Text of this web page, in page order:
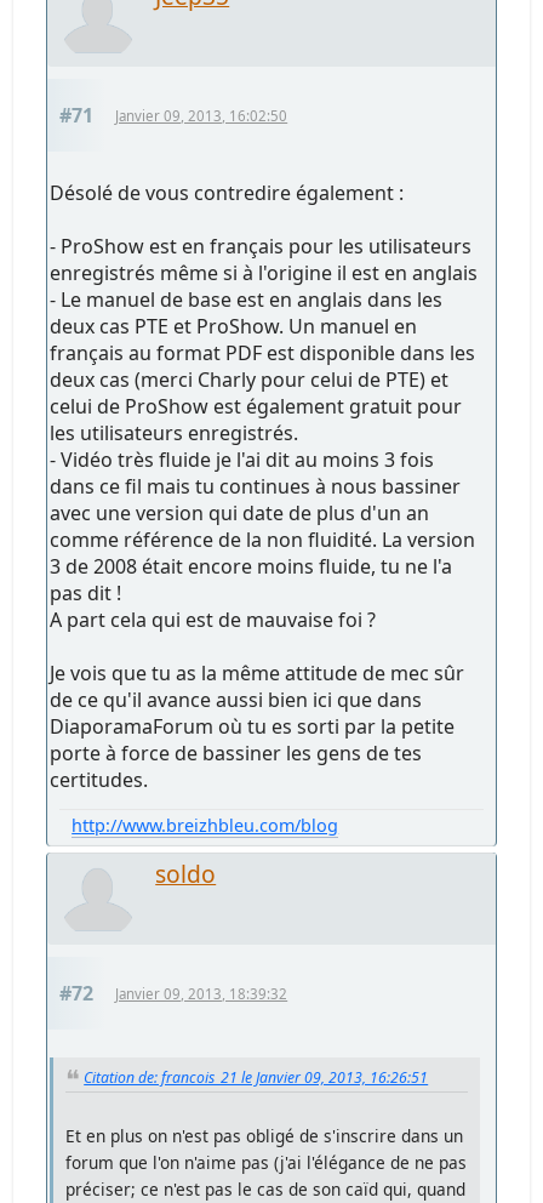
#71 Janvier 09, 2013, 16:02:50
Désolé de vous contredire également :
- ProShow est en français pour les utilisateurs
enregistrés même si à l'origine il est en anglais
- Le manuel de base est en anglais dans les
deux cas PTE et ProShow. Un manuel en
français au format PDF est disponible dans les
deux cas (merci Charly pour celui de PTE) et
celui de ProShow est également gratuit pour
les utilisateurs enregistrés.
- Vidéo très fluide je l'ai dit au moins 3 fois
dans ce fil mais tu continues à nous bassiner
avec une version qui date de plus d'un an
comme référence de la non fluidité. La version
3 de 2008 était encore moins fluide, tu ne l'a
pas dit !
A part cela qui est de mauvaise foi ?
Je vois que tu as la même attitude de mec sûr
de ce qu'il avance aussi bien ici que dans
DiaporamaForum où tu es sorti par la petite
porte à force de bassiner les gens de tes
certitudes.
http://www.breizhbleu.com/blog
soldo
#72 Janvier 09, 2013, 18:39:32
Citation de: francois_21 le Janvier 09, 2013, 16:26:51
Et en plus on n'est pas obligé de s'inscrire dans un
forum que l'on n'aime pas (j'ai l'élégance de ne pas
préciser; ce n'est pas le cas de son caïd qui, quand